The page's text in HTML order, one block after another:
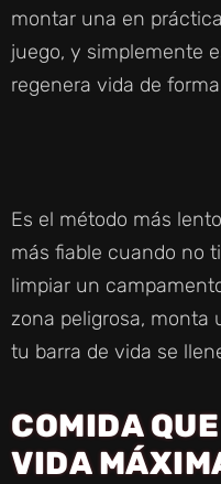
montar una en
juego, y simplemente
regenera vida de
Es el método más
más fiable cuando no
limpiar un
zona peligrosa, monta
tu barra de vida se
COMIDA
VIDA